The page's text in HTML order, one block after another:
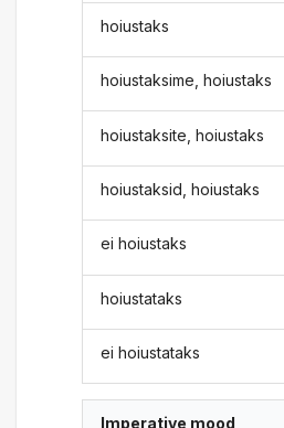
hoiustaks
hoiustaksime, hoiustaks
hoiustaksite, hoiustaks
hoiustaksid, hoiustaks
ei hoiustaks
hoiustataks
ei hoiustataks
Imperative mood